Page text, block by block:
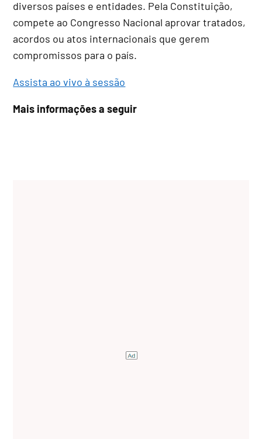
diversos países e entidades. Pela Constituição,
compete ao Congresso Nacional aprovar tratados,
acordos ou atos internacionais que gerem
compromissos para o país.
Assista ao vivo à sessão
Mais informações a seguir